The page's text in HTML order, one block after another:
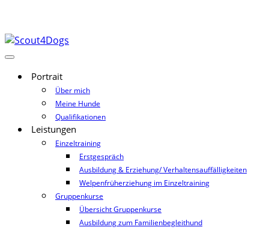
Portrait
Über mich
Meine Hunde
Qualifikationen
Leistungen
Einzeltraining
Erstgespräch
Ausbildung & Erziehung/ Verhaltensauffälligkeiten
Welpenfrüherziehung im Einzeltraining
Gruppenkurse
Übersicht Gruppenkurse
Ausbildung zum Familienbegleithund